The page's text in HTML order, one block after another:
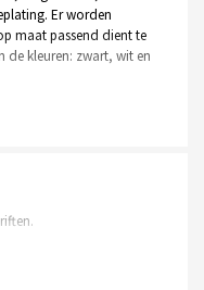
Er worden
maat passend dient te
de kleuren: zwart, wit en